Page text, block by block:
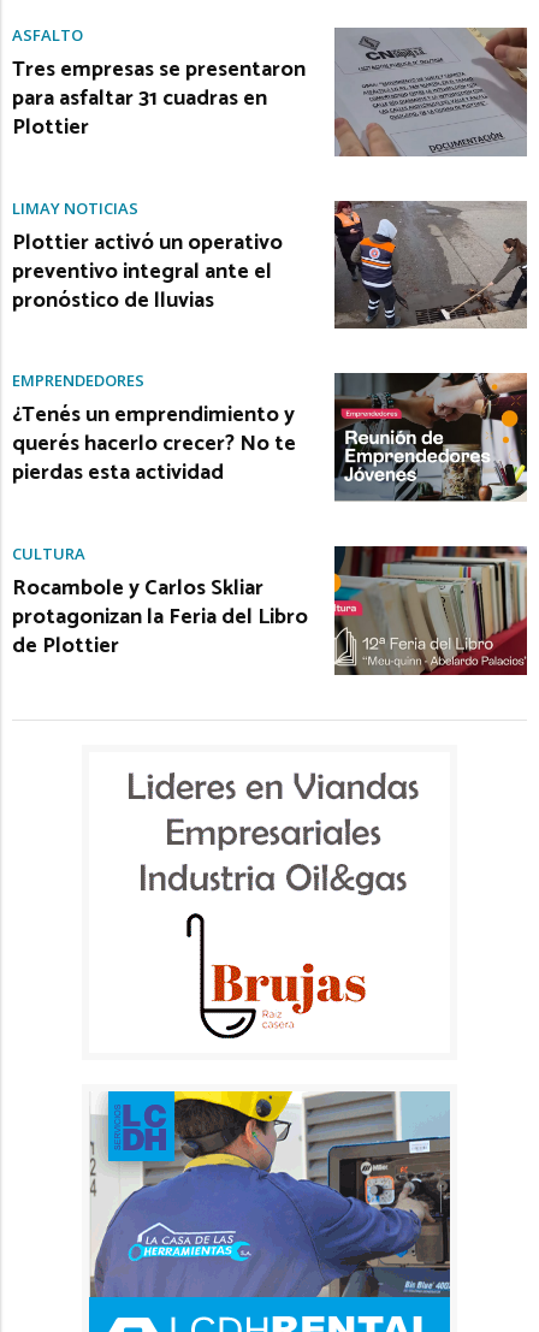
ASFALTO
Tres empresas se presentaron
para asfaltar 31 cuadras en
Plottier
LIMAY NOTICIAS
Plottier activó un operativo
preventivo integral ante el
pronóstico de lluvias
EMPRENDEDORES
¿Tenés un emprendimiento y
querés hacerlo crecer? No te
pierdas esta actividad
CULTURA
Rocambole y Carlos Skliar
protagonizan la Feria del Libro
de Plottier